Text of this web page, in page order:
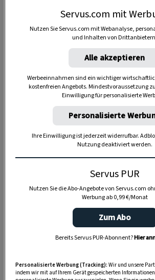
Die ältesten Krapfenrezepte,
kennen, stammen aus dem15.
Seit wann die ungefüllte,
ihren tierischen Namen trägt,
bekannt. Früher waren
die schmalzgebackenen
Festtags-, aber vor allem
Faschingsgebäck begehrt,
vor der mageren Fastenzeit.
Aschermittwoch
Mäusen hingegen gelang der
Dessert-Repertoire. Sogar
serviert mit Sauerkraut, sind
bekannt.
Servus.com mit
Nutzen Sie Servus.com mit Webanalyse,
und Inhalten von
Alle akzeptieren
Werbeeinnahmen sind ein wichtiger
kostenfreien Angebots. Mindestvoraussetzung
Einwilligung für personalisierte
Personalisierte
Ihre Einwilligung ist jederzeit widerrufbar.
Nutzung deaktiviert werden.
Servus PUR
Nutzen Sie die Abo-Angebote von Servus.com
Werbung ab 0,99 €/Monat
Zum Abo
Bereits Servus PUR-Abonnent?Hier
Personalisierte Werbung (Tracking): Wir und unsere
indem wir mit auf Ihrem Gerät gespeicherten